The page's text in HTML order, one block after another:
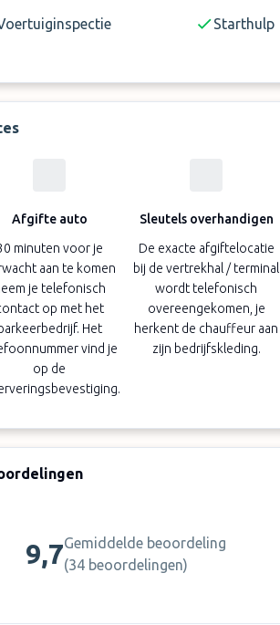
Starthulp
Afgifte auto
minuten voor je
aan te komen
je telefonisch
op met het
Het
vind je
op de
Sleutels overhandigen
De exacte afgiftelocatie
bij de vertrekhal / terminal
wordt telefonisch
overeengekomen, je
herkent de chauffeur aan
zijn bedrijfskleding.
9,7Gemiddelde beoordeling
(34 beoordelingen)